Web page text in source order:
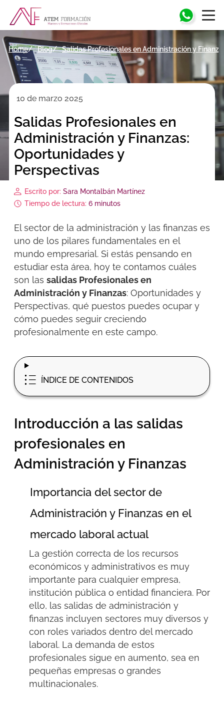
Home Blog Salidas Profesionales en Administración y
10 de marzo 2025
Salidas Profesionales en
Administración y Finanzas:
Oportunidades y
Perspectivas
Escrito por: Sara Montalbán Martínez
Tiempo de lectura: 6 minutos
El sector de la administración y las finanzas es
uno de los pilares fundamentales en el
mundo empresarial. Si estás pensando en
estudiar esta área, hoy te contamos cuáles
son las salidas Profesionales en
Administración y Finanzas: Oportunidades y
Perspectivas, qué puestos puedes ocupar y
cómo puedes seguir creciendo
profesionalmente en este campo.
ÍNDICE DE CONTENIDOS
Introducción a las salidas
profesionales en
Administración y Finanzas
Importancia del sector de
Administración y Finanzas en el
mercado laboral actual
La gestión correcta de los recursos
económicos y administrativos es muy
importante para cualquier empresa,
institución pública o entidad financiera. Por
ello, las salidas de administración y
finanzas incluyen sectores muy diversos y
con roles variados dentro del mercado
laboral. L a demanda de estos
profesionales sigue en aumento, sea en
pequeñas empresas o grandes
multinacionales.